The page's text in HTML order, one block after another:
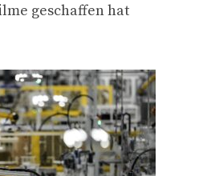
geschaffen hat